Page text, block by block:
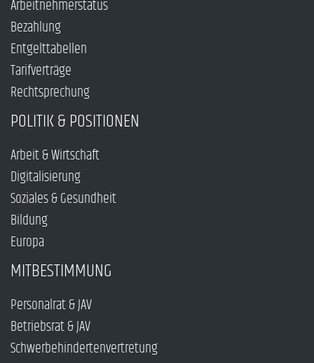
Arbeitnehmerstatus
Bezahlung
Entgelttabellen
Tarifverträge
Rechtsprechung
POLITIK & POSITIONEN
Arbeit & Wirtschaft
Digitalisierung
Soziales & Gesundheit
Bildung
Europa
MITBESTIMMUNG
Personalrat & JAV
Betriebsrat & JAV
Schwerbehindertenvertretung